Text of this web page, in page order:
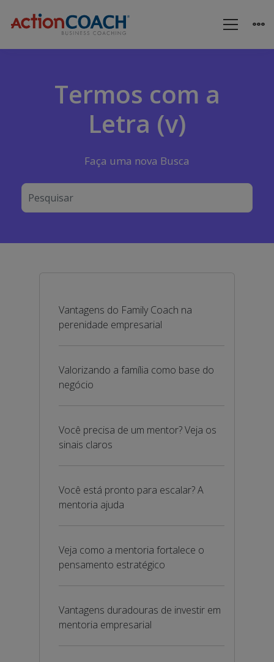
Termos com a
Letra (v)
Faça uma nova Busca
Vantagens do Family Coach na
perenidade empresarial
Valorizando a família como base do
negócio
Você precisa de um mentor? Veja os
sinais claros
Você está pronto para escalar? A
mentoria ajuda
Veja como a mentoria fortalece o
pensamento estratégico
Vantagens duradouras de investir em
mentoria empresarial